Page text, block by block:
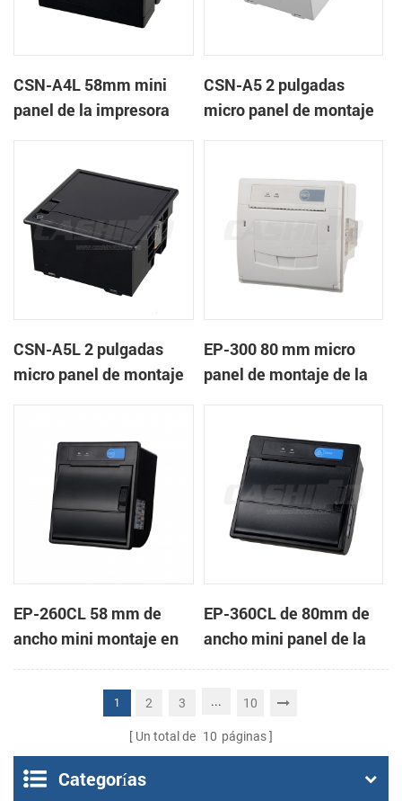
CSN-A4L 58mm mini
panel de la impresora
CSN-A5 2 pulgadas
micro panel de montaje
CSN-A5L 2 pulgadas
micro panel de montaje
EP-300 80 mm micro
panel de montaje de la
EP-260CL 58 mm de
ancho mini montaje en
panel de la impresora
térmica con auto-
EP-360CL de 80mm de
ancho mini panel de la
impresora térmica con
1 2 3 ... 10
Un total de 10 páginas
Categorías